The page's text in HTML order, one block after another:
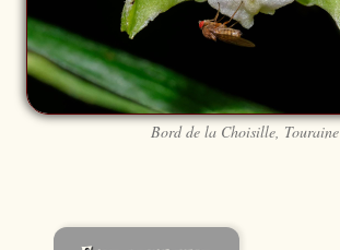
Bord de la Choisille, Touraine